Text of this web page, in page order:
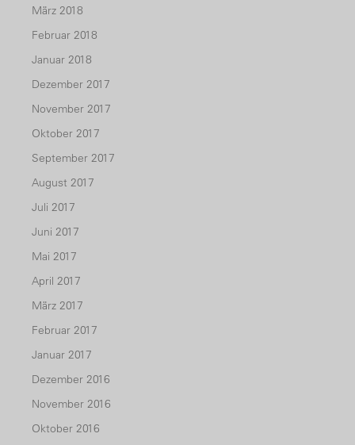
März 2018
Februar 2018
Januar 2018
Dezember 2017
November 2017
Oktober 2017
September 2017
August 2017
Juli 2017
Juni 2017
Mai 2017
April 2017
März 2017
Februar 2017
Januar 2017
Dezember 2016
November 2016
Oktober 2016